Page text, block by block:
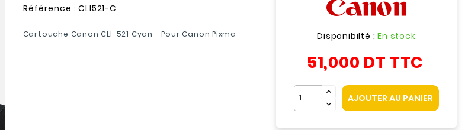
Référence : CLI521-C
Cartouche Canon CLI-521 Cyan - Pour Canon Pixma Disponibilté :En stock
51,000 DT TTC
AJOUTER AU PANIER